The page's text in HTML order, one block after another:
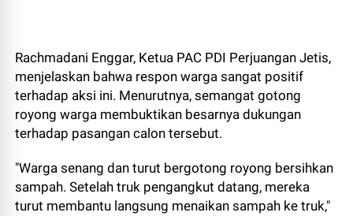
Rachmadani Enggar, Ketua PAC PDI Perjuangan Jetis,
menjelaskan bahwa respon warga sangat positif
terhadap aksi ini. Menurutnya, semangat gotong
royong warga membuktikan besarnya dukungan
terhadap pasangan calon tersebut.
"Warga senang dan turut bergotong royong bersihkan
sampah. Setelah truk pengangkut datang, mereka
turut membantu langsung menaikan sampah ke truk,"